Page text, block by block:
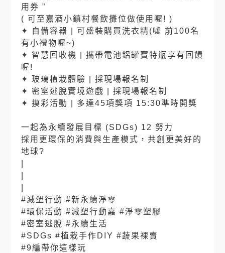
用券 ”
( 可至嘉酒小鎮村餐飲攤位做使用喔! )
✦ 自備容器 | 可盛裝購買洗衣精(噓 前100名
有小禮物喔~)
✦ 智慧回收機 | 攜帶電池鋁罐寶特瓶享有回饋
喔!
✦ 玻璃植栽體驗 | 採現場報名制
✦ 密室逃脫實境遊戲 | 採現場報名制
✦ 摸彩活動 | 多達45項獎項 15:30準時開獎
一起為永續發展目標 (SDGs) 12 努力
採用更環保的消費與生產模式，共創更美好的
地球?
#減塑行動 #新永續淨零
#環保活動 #減塑行動嘉 #淨零塑膠
#密室逃脫 #永續生活
#SDGs #植栽手作DIY #蔬果裸賣
#9編帶你這樣玩